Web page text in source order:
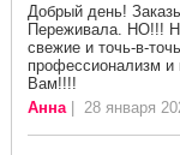
Добрый день!
Переживала. НО!!!
свежие и точь-в-
профессионализм и
Вам!!!!
Анна| 28 января